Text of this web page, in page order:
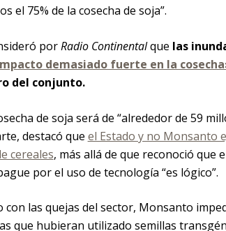
el 75% de la cosecha de soja”.
porRadio Continentalque las
demasiado fuerte en la
del conjunto.
de soja será de “alrededor de 59
destacó que el Estado y no Monsanto
cereales, más allá de que reconoció que
por el uso de tecnología “es lógico”.
con las quejas del sector, Monsanto
que hubieran utilizado semillas